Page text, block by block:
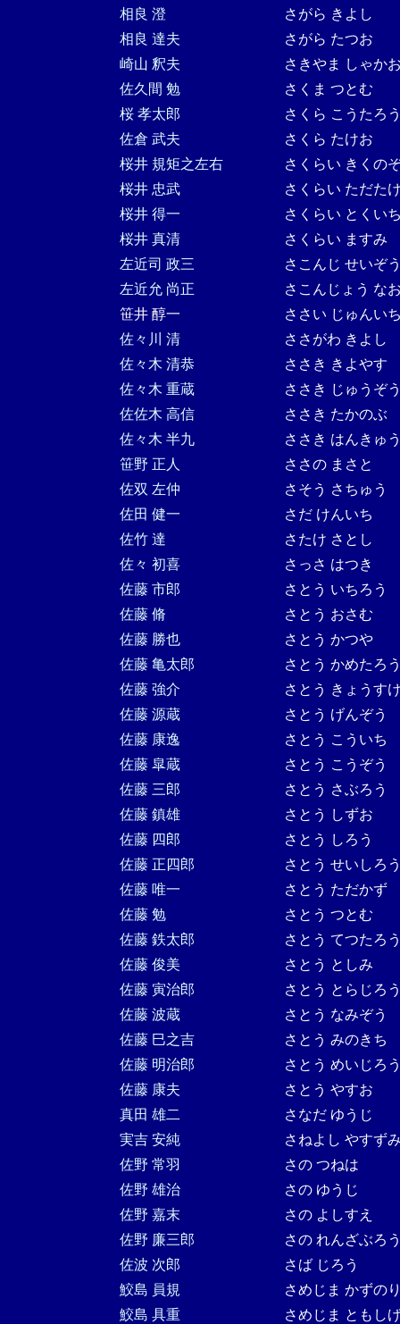
相良 澄
さがら きよし
相良 達夫
さがら たつお
崎山 釈夫
さきやま しゃか
佐久間 勉
さくま つとむ
桜 孝太郎
さくら こうたろ
佐倉 武夫
さくら たけお
桜井 規矩之左右
さくらい きくの
桜井 忠武
さくらい ただた
桜井 得一
さくらい とくい
桜井 真清
さくらい ますみ
左近司 政三
さこんじ せいぞ
左近允 尚正
さこんじょう な
笹井 醇一
ささい じゅんい
佐々川 清
ささがわ きよし
佐々木 清恭
ささき きよやす
佐々木 重蔵
ささき じゅうぞ
佐佐木 高信
ささき たかのぶ
佐々木 半九
ささき はんきゅ
笹野 正人
ささの まさと
佐双 左仲
さそう さちゅう
佐田 健一
さだ けんいち
佐竹 達
さたけ さとし
佐々 初喜
さっさ はつき
佐藤 市郎
さとう いちろう
佐藤 脩
さとう おさむ
佐藤 勝也
さとう かつや
佐藤 亀太郎
さとう かめたろ
佐藤 強介
さとう きょうす
佐藤 源蔵
さとう げんぞう
佐藤 康逸
さとう こういち
佐藤 皐蔵
さとう こうぞう
佐藤 三郎
さとう さぶろう
佐藤 鎮雄
さとう しずお
佐藤 四郎
さとう しろう
佐藤 正四郎
さとう せいしろ
佐藤 唯一
さとう ただかず
佐藤 勉
さとう つとむ
佐藤 鉄太郎
さとう てつたろ
佐藤 俊美
さとう としみ
佐藤 寅治郎
さとう とらじろ
佐藤 波蔵
さとう なみぞう
佐藤 巳之吉
さとう みのきち
佐藤 明治郎
さとう めいじろ
佐藤 康夫
さとう やすお
真田 雄二
さなだ ゆうじ
実吉 安純
さねよし やすず
佐野 常羽
さの つねは
佐野 雄治
さの ゆうじ
佐野 嘉末
さの よしすえ
佐野 廉三郎
さの れんざぶろ
佐波 次郎
さば じろう
鮫島 員規
さめじま かずの
鮫島 具重
さめじま ともし